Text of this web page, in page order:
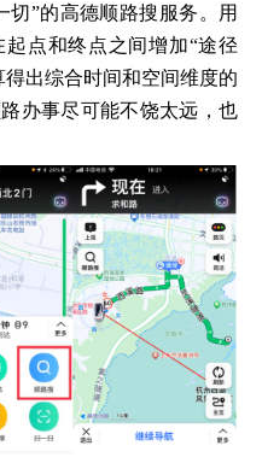
切”的高德顺路搜服务。用
点和终点之间增加“途径
出综合时间和空间维度的
办事尽可能不饶太远，也